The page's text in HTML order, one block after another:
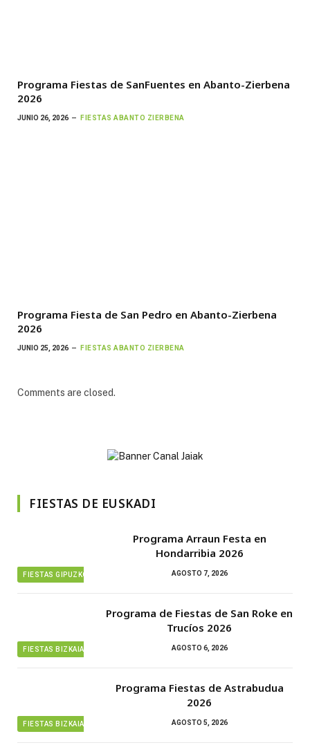
Programa Fiestas de SanFuentes en Abanto-Zierbena
2026
JUNIO 26, 2026 FIESTAS ABANTO ZIERBENA
Programa Fiesta de San Pedro en Abanto-Zierbena
2026
JUNIO 25, 2026 FIESTAS ABANTO ZIERBENA
Comments are closed.
FIESTAS DE EUSKADI
FIESTAS GIPUZKOA
Programa Arraun Festa en
Hondarribia 2026
AGOSTO 7, 2026
FIESTAS BIZKAIA
Programa de Fiestas de San Roke en
Trucíos 2026
AGOSTO 6, 2026
FIESTAS BIZKAIA
Programa Fiestas de Astrabudua
2026
AGOSTO 5, 2026